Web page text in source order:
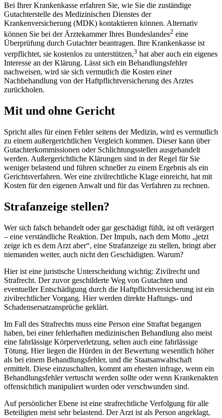
Bei Ihrer Krankenkasse erfahren Sie, wie Sie die zuständige
Gutachterstelle des Medizinischen Dienstes der
Krankenversicherung (MDK) kontaktieren können. Alternativ
können Sie bei der Ärztekammer Ihres Bundeslandes2 eine
Überprüfung durch Gutachter beantragen. Ihre Krankenkasse ist
verpflichtet, sie kostenlos zu unterstützen,3 hat aber auch ein eigenes
Interesse an der Klärung. Lässt sich ein Behandlungsfehler
nachweisen, wird sie sich vermutlich die Kosten einer
Nachbehandlung von der Haftpflichtversicherung des Arztes
zurückholen.
Mit und ohne Gericht
Spricht alles für einen Fehler seitens der Medizin, wird es vermutlich
zu einem außergerichtlichen Vergleich kommen. Dieser kann über
Gutachterkommissionen oder Schlichtungsstellen ausgehandelt
werden. Außergerichtliche Klärungen sind in der Regel für Sie
weniger belastend und führen schneller zu einem Ergebnis als ein
Gerichtsverfahren. Wer eine zivilrechtliche Klage einreicht, hat mit
Kosten für den eigenen Anwalt und für das Verfahren zu rechnen.
Strafanzeige stellen?
Wer sich falsch behandelt oder gar geschädigt fühlt, ist oft verärgert
– eine verständliche Reaktion. Der Impuls, nach dem Motto „jetzt
zeige ich es dem Arzt aber“, eine Strafanzeige zu stellen, bringt aber
niemanden weiter, auch nicht den Geschädigten. Warum?
Hier ist eine juristische Unterscheidung wichtig: Zivilrecht und
Strafrecht. Der zuvor geschilderte Weg von Gutachten und
eventueller Entschädigung durch die Haftpflichtversicherung ist ein
zivilrechtlicher Vorgang. Hier werden direkte Haftungs- und
Schadensersatzansprüche geklärt.
Im Fall des Strafrechts muss eine Person eine Straftat begangen
haben, bei einer fehlerhaften medizinischen Behandlung also meist
eine fahrlässige Körperverletzung, selten auch eine fahrlässige
Tötung. Hier liegen die Hürden in der Bewertung wesentlich höher
als bei einem Behandlungsfehler, und die Staatsanwaltschaft
ermittelt. Diese einzuschalten, kommt am ehesten infrage, wenn ein
Behandlungsfehler vertuscht werden sollte oder wenn Krankenakten
offensichtlich manipuliert wurden oder verschwunden sind.
Auf persönlicher Ebene ist eine strafrechtliche Verfolgung für alle
Beteiligten meist sehr belastend. Der Arzt ist als Person angeklagt,